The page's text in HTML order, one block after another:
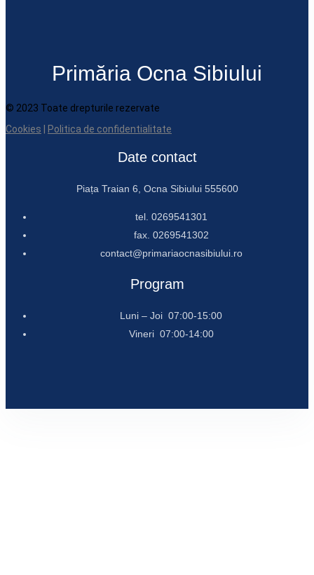
Primăria Ocna Sibiului
© 2023 Toate drepturile rezervate
Cookies
Politica de confidentialitate
Date contact
Piața Traian 6, Ocna Sibiului 555600
tel. 0269541301
fax. 0269541302
contact@primariaocnasibiului.ro
Program
Luni – Joi 07:00-15:00
Vineri 07:00-14:00